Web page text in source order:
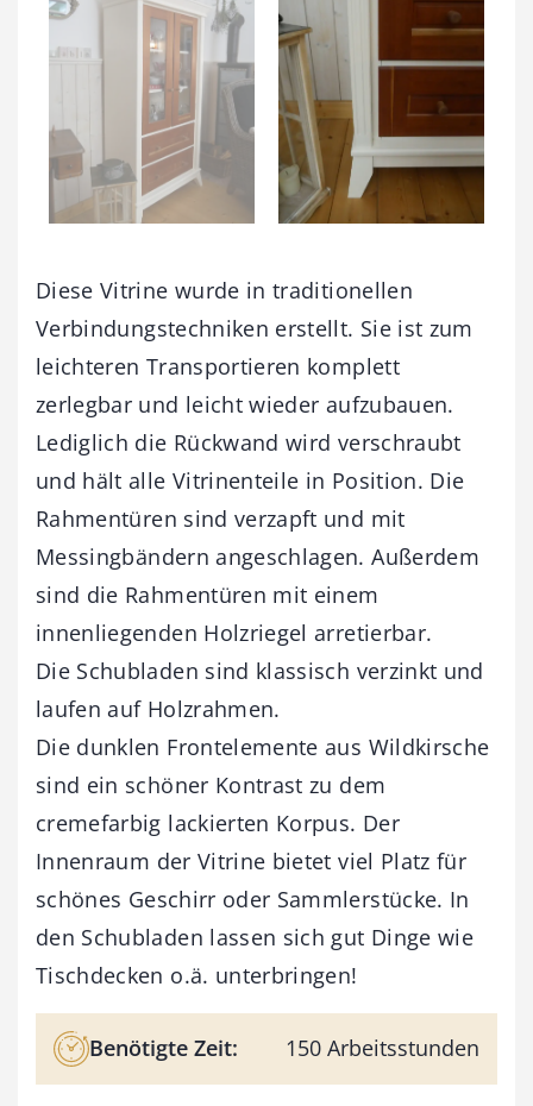
Diese Vitrine wurde in traditionellen
Verbindungstechniken erstellt. Sie ist zum
leichteren Transportieren komplett
zerlegbar und leicht wieder aufzubauen.
Lediglich die Rückwand wird verschraubt
und hält alle Vitrinenteile in Position. Die
Rahmentüren sind verzapft und mit
Messingbändern angeschlagen. Außerdem
sind die Rahmentüren mit einem
innenliegenden Holzriegel arretierbar.
Die Schubladen sind klassisch verzinkt und
laufen auf Holzrahmen.
Die dunklen Frontelemente aus Wildkirsche
sind ein schöner Kontrast zu dem
cremefarbig lackierten Korpus. Der
Innenraum der Vitrine bietet viel Platz für
schönes Geschirr oder Sammlerstücke. In
den Schubladen lassen sich gut Dinge wie
Tischdecken o.ä. unterbringen!
Benötigte Zeit: 150 Arbeitsstunden